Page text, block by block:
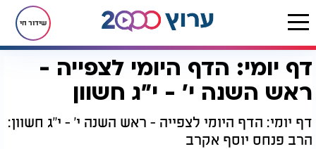
שידור חי
דף הבית הדף היומי מסכת ראש השנה דף יומי: הדף היומי לצפייה - ראש השנה י' - י"ג חשוון
דף יומי: הדף היומי לצפייה -
ראש השנה י' - י"ג חשוון
דף יומי: הדף היומי לצפייה - ראש השנה י' - י"ג חשוון:
הרב פנחס יוסף אקרב